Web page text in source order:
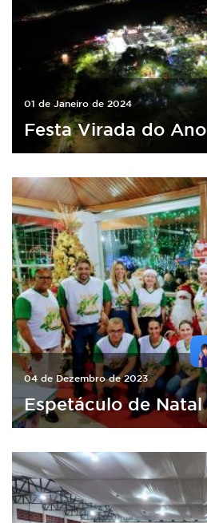
01 de Janeiro de 2024
Festa Virada do Ano
04 de Dezembro de 2023
Espetáculo de Natal